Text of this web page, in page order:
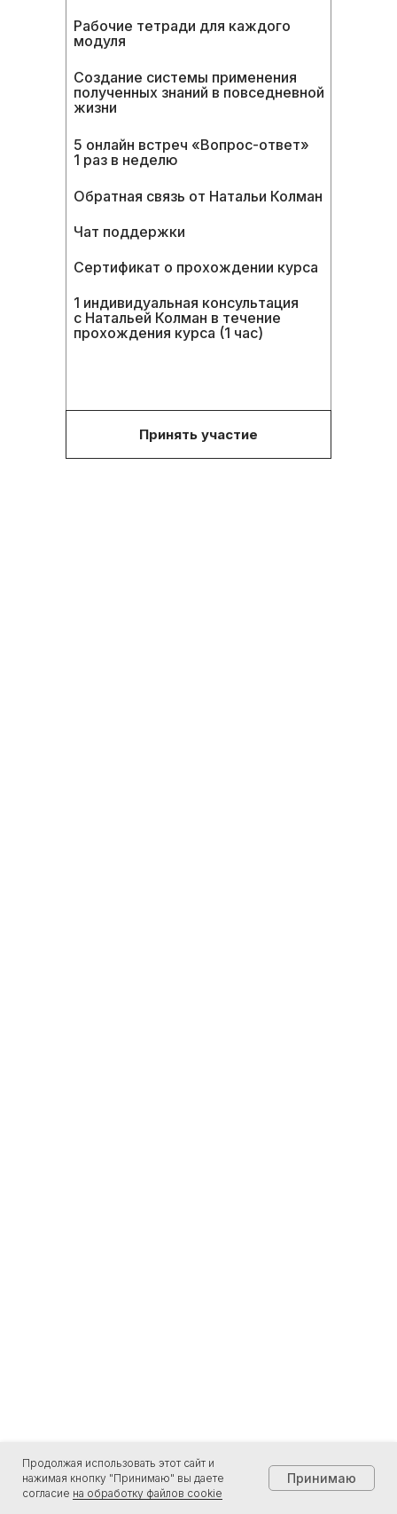
Продолжая использовать этот сайт и
нажимая кнопку "Принимаю" вы даете
согласие на обработку файлов cookie
Принимаю
Принять участие
Рабочие тетради для каждого
модуля
Создание системы применения
полученных знаний в повседневной
жизни
5 онлайн встреч «Вопрос-ответ»
1 раз в неделю
Обратная связь от Натальи Колман
Чат поддержки
Сертификат о прохождении курса
1 индивидуальная консультация
с Натальей Колман в течение
прохождения курса (1 час)